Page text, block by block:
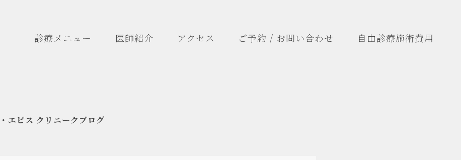
診療メニュー 医師紹介 アクセス ご予約 / お問い合わせ 自由診療施術費用
エビス クリニークブログ